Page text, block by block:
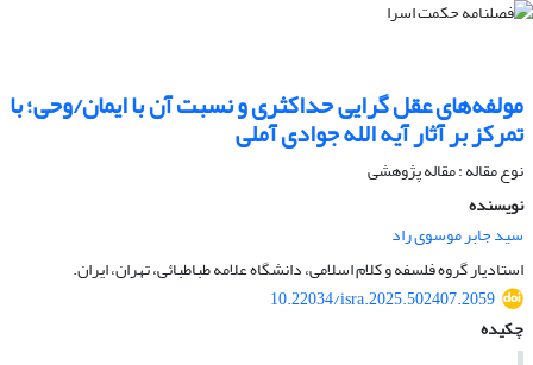
مولفه‌های عقل گرایی حداکثری و نسبت آن با ایمان/وحی؛ با
تمرکز بر آثار آیه الله جوادی آملی
نوع مقاله : مقاله پژوهشی
نویسنده
سید جابر موسوی راد
استادیار گروه فلسفه و کلام اسلامی، دانشگاه علامه طباطبائی، تهران، ایران.
10.22034/isra.2025.502407.2059
چکیده